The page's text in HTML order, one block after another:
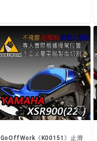
GoOffWork《K00151》止滑